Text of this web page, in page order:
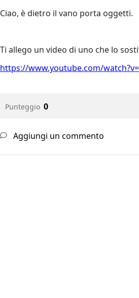
Ciao, è dietro il vano porta oggetti.
Ti allego un video di uno che lo
https://www.youtube.com/
Punteggio 0
Aggiungi un commento